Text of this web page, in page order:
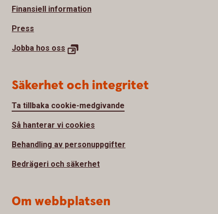
Finansiell information
Press
Jobba hos oss
Säkerhet och integritet
Ta tillbaka cookie-medgivande
Så hanterar vi cookies
Behandling av personuppgifter
Bedrägeri och säkerhet
Om webbplatsen